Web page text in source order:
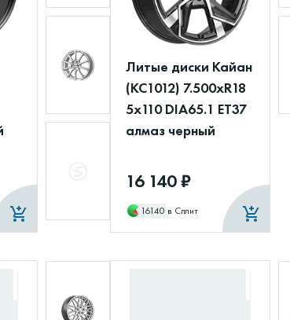
Литые диски Кайан
(КС1012) 7.500xR18
5x110 DIA65.1 ET37
алмаз черный
16 140 ₽
16140 в Сплит